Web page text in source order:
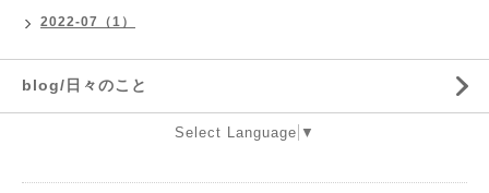
2022-07（1）
blog/日々のこと
Select Language ▼